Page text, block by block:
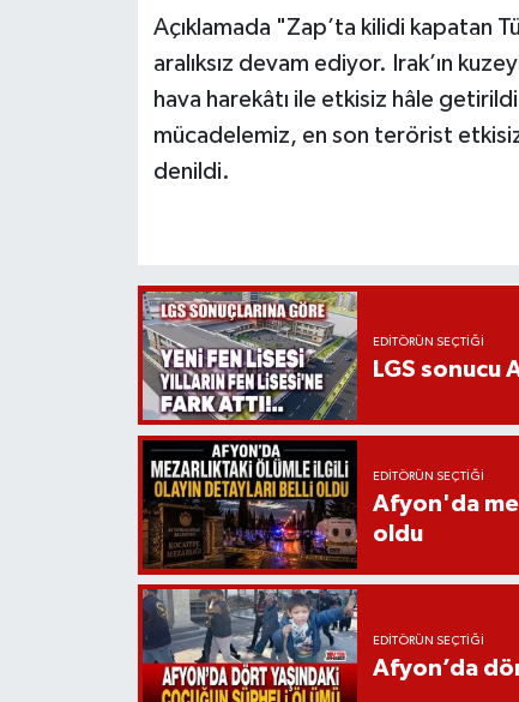
Açıklamada "Zap’ta kilidi kapatan
aralıksız devam ediyor. Irak’ın
hava harekâtı ile etkisiz hâle
mücadelemiz, en son terörist
denildi.
EDITÖRÜN SEÇTIĞI
LGS
EDITÖRÜN SEÇTIĞI
Afyon'da
oldu
EDITÖRÜN SEÇTIĞI
Afyon’da